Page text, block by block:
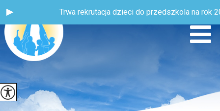
Trwa rekrutacja dzieci do przedszkola na rok